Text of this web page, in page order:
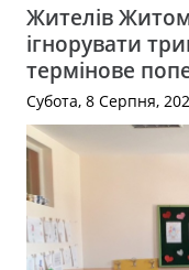
Жителів
ігнорувати
термінове
Субота, 8 Серпня,